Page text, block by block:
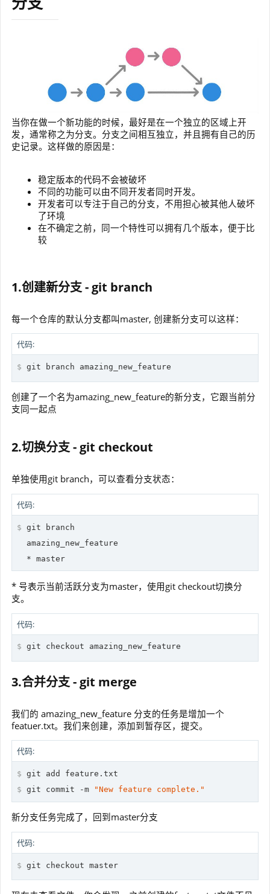
当你在做一个新功能的时候，最好是在一个独立的区域上开
发，通常称之为分支。分支之间相互独立，并且拥有自己的历
史记录。这样做的原因是：
稳定版本的代码不会被破坏
不同的功能可以由不同开发者同时开发。
开发者可以专注于自己的分支，不用担心被其他人破坏
了环境
在不确定之前，同一个特性可以拥有几个版本，便于比
较
1.创建新分支 - git branch
每一个仓库的默认分支都叫master, 创建新分支可以这样：
代码:
$ git branch amazing_new_feature
创建了一个名为amazing_new_feature的新分支，它跟当前分
支同一起点
2.切换分支 - git checkout
单独使用git branch，可以查看分支状态：
代码:
$ git branch
  amazing_new_feature
* 号表示当前活跃分支为master，使用git checkout切换分
支。
代码:
$ git checkout amazing_new_feature
3.合并分支 - git merge
我们的 amazing_new_feature 分支的任务是增加一个
featuer.txt。我们来创建，添加到暂存区，提交。
代码:
$ git add feature.txt
$ git commit -m "New feature complete."
新分支任务完成了，回到master分支
代码:
$ git checkout master